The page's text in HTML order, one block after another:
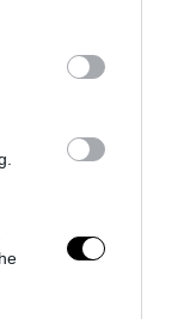
below Google
–
–